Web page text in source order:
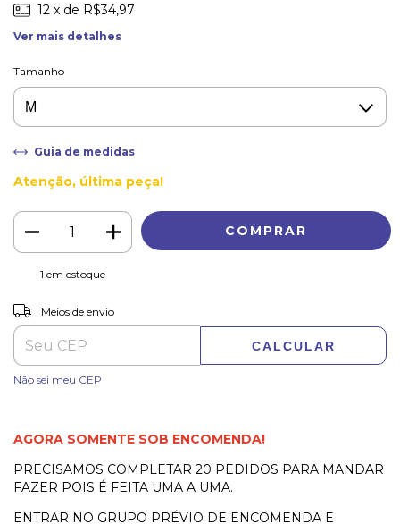
12 x de R$34,97
Ver mais detalhes
Tamanho
Guia de medidas
Atenção, última peça!
1 em estoque
Entregas para o CEP:
Meios de envio
CALCULAR
Não sei meu CEP
AGORA SOMENTE SOB ENCOMENDA!
PRECISAMOS COMPLETAR 20 PEDIDOS PARA MANDAR
FAZER POIS É FEITA UMA A UMA.
ENTRAR NO GRUPO PRÉVIO DE ENCOMENDA E